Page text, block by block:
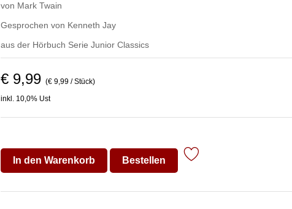
von Mark Twain
Gesprochen von Kenneth Jay
aus der Hörbuch Serie Junior Classics
€ 9,99 (€ 9,99 / Stück)
inkl. 10,0% Ust
In den Warenkorb Bestellen